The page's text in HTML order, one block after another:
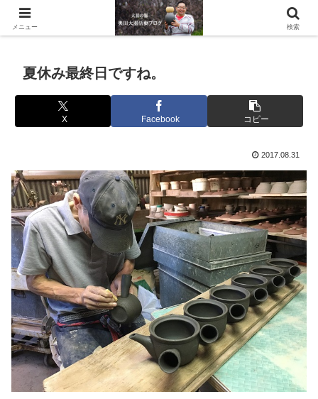
滋賀県の信楽で水琴窟や水鉢などの陶器を作っています。
夏休み最終日ですね。
X Facebook コピー
2017.08.31
メニュー 検索